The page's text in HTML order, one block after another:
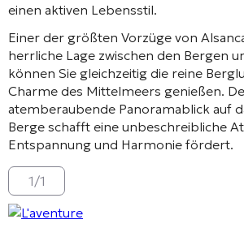
einen aktiven Lebensstil.
Einer der größten Vorzüge von
herrliche Lage zwischen den Bergen
können Sie gleichzeitig die reine
Charme des Mittelmeers genießen.
atemberaubende Panoramablick auf
Berge schafft eine unbeschreibliche
Entspannung und Harmonie fördert.
1/1